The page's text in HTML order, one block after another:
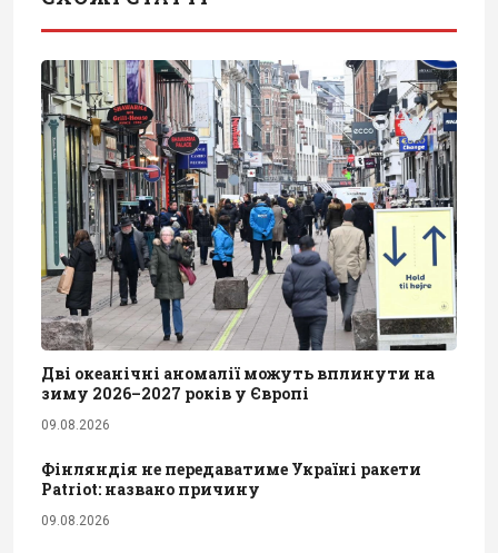
Дві океанічні аномалії можуть вплинути на
зиму 2026–2027 років у Європі
09.08.2026
Фінляндія не передаватиме Україні ракети
Patriot: названо причину
09.08.2026